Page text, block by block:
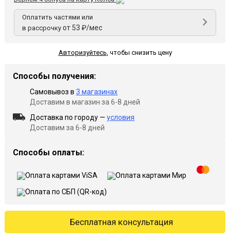
Оплатить частями или
в рассрочку от 53 ₽/мес
Авторизуйтесь, чтобы снизить цену
Способы получения:
Самовывоз в 3 магазинах
Доставим в магазин за 6-8 дней
Доставка по городу — условия
Доставим за 6-8 дней
Способы оплаты:
Бесплатная консультация